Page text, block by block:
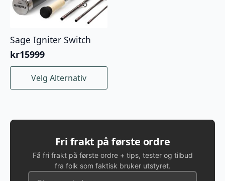
Sage Igniter Switch
kr15999
Velg Alternativ
Dette
produktet
Alternativene
produktsiden
Fri frakt på første ordre
Få fri frakt på første ordre + tips, tester og tilbud
fra folk som faktisk bruker utstyret.